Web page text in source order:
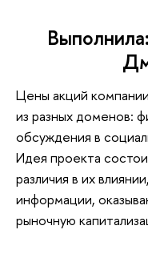
Цены акций
из разных доменов:
обсуждения в
Идея проекта
различия в их
информации,
рыночную